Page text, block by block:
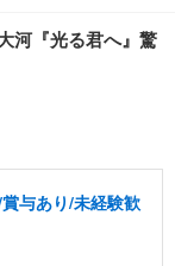
河『光る君へ』驚
与あり/未経験歓